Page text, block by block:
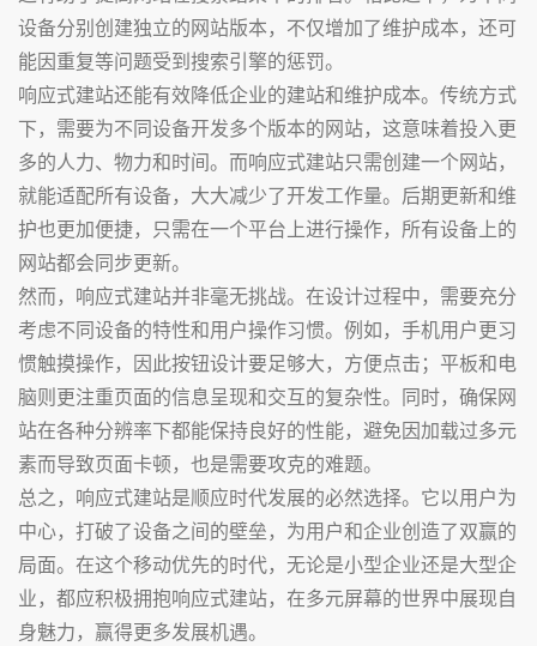
设备分别创建独立的网站版本，不仅增加了维护成本，还可
能因重复等问题受到搜索引擎的惩罚。
响应式建站还能有效降低企业的建站和维护成本。传统方式
下，需要为不同设备开发多个版本的网站，这意味着投入更
多的人力、物力和时间。而响应式建站只需创建一个网站，
就能适配所有设备，大大减少了开发工作量。后期更新和维
护也更加便捷，只需在一个平台上进行操作，所有设备上的
网站都会同步更新。
然而，响应式建站并非毫无挑战。在设计过程中，需要充分
考虑不同设备的特性和用户操作习惯。例如，手机用户更习
惯触摸操作，因此按钮设计要足够大，方便点击；平板和电
脑则更注重页面的信息呈现和交互的复杂性。同时，确保网
站在各种分辨率下都能保持良好的性能，避免因加载过多元
素而导致页面卡顿，也是需要攻克的难题。
总之，响应式建站是顺应时代发展的必然选择。它以用户为
中心，打破了设备之间的壁垒，为用户和企业创造了双赢的
局面。在这个移动优先的时代，无论是小型企业还是大型企
业，都应积极拥抱响应式建站，在多元屏幕的世界中展现自
身魅力，赢得更多发展机遇。